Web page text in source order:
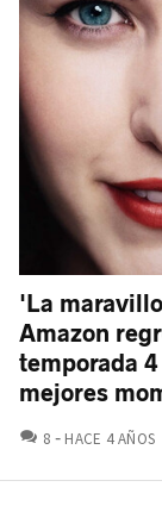
'La
Amazon
temporada
mejores
8 COMENTARIOS
HACE 4 AÑOS